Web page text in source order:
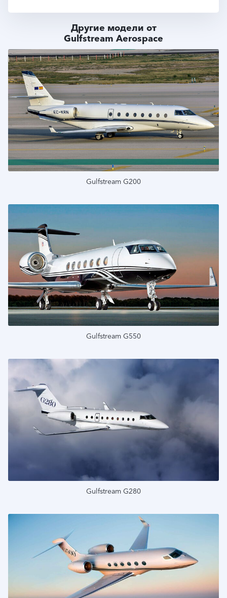
Другие модели от
Gulfstream Aerospace
Gulfstream G200
Gulfstream G550
Подробнее
Gulfstream G280